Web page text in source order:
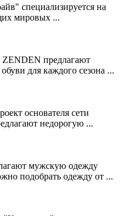
специализируется на
мировых ...
ZENDEN предлагают
для каждого сезона ...
основателя сети
недорогую ...
мужскую одежду
подобрать одежду от ...